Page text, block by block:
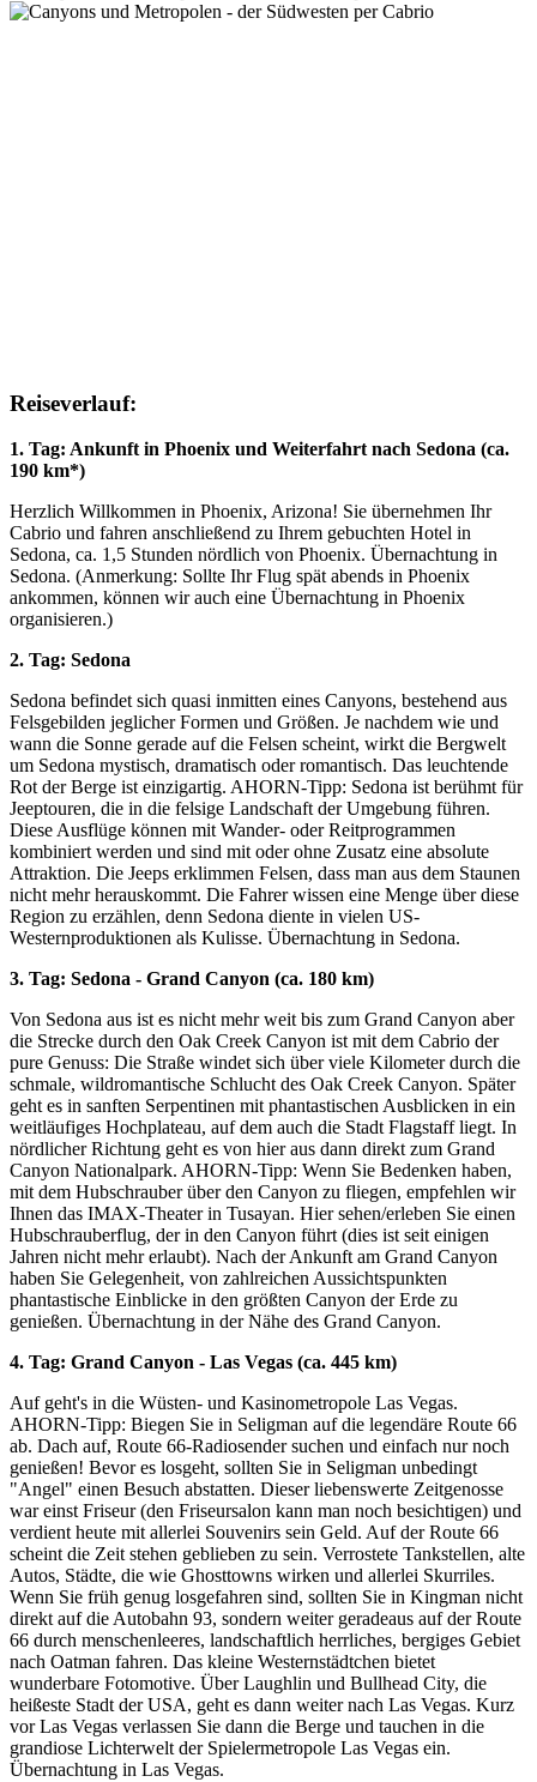
Reiseverlauf:
1. Tag: Ankunft in Phoenix und Weiterfahrt nach Sedona (ca.
190 km*)
Herzlich Willkommen in Phoenix, Arizona! Sie übernehmen Ihr
Cabrio und fahren anschließend zu Ihrem gebuchten Hotel in
Sedona, ca. 1,5 Stunden nördlich von Phoenix. Übernachtung in
Sedona. (Anmerkung: Sollte Ihr Flug spät abends in Phoenix
ankommen, können wir auch eine Übernachtung in Phoenix
organisieren.)
2. Tag: Sedona
Sedona befindet sich quasi inmitten eines Canyons, bestehend aus
Felsgebilden jeglicher Formen und Größen. Je nachdem wie und
wann die Sonne gerade auf die Felsen scheint, wirkt die Bergwelt
um Sedona mystisch, dramatisch oder romantisch. Das leuchtende
Rot der Berge ist einzigartig. AHORN-Tipp: Sedona ist berühmt für
Jeeptouren, die in die felsige Landschaft der Umgebung führen.
Diese Ausflüge können mit Wander- oder Reitprogrammen
kombiniert werden und sind mit oder ohne Zusatz eine absolute
Attraktion. Die Jeeps erklimmen Felsen, dass man aus dem Staunen
nicht mehr herauskommt. Die Fahrer wissen eine Menge über diese
Region zu erzählen, denn Sedona diente in vielen US-
Westernproduktionen als Kulisse. Übernachtung in Sedona.
3. Tag: Sedona - Grand Canyon (ca. 180 km)
Von Sedona aus ist es nicht mehr weit bis zum Grand Canyon aber
die Strecke durch den Oak Creek Canyon ist mit dem Cabrio der
pure Genuss: Die Straße windet sich über viele Kilometer durch die
schmale, wildromantische Schlucht des Oak Creek Canyon. Später
geht es in sanften Serpentinen mit phantastischen Ausblicken in ein
weitläufiges Hochplateau, auf dem auch die Stadt Flagstaff liegt. In
nördlicher Richtung geht es von hier aus dann direkt zum Grand
Canyon Nationalpark. AHORN-Tipp: Wenn Sie Bedenken haben,
mit dem Hubschrauber über den Canyon zu fliegen, empfehlen wir
Ihnen das IMAX-Theater in Tusayan. Hier sehen/erleben Sie einen
Hubschrauberflug, der in den Canyon führt (dies ist seit einigen
Jahren nicht mehr erlaubt). Nach der Ankunft am Grand Canyon
haben Sie Gelegenheit, von zahlreichen Aussichtspunkten
phantastische Einblicke in den größten Canyon der Erde zu
genießen. Übernachtung in der Nähe des Grand Canyon.
4. Tag: Grand Canyon - Las Vegas (ca. 445 km)
Auf geht's in die Wüsten- und Kasinometropole Las Vegas.
AHORN-Tipp: Biegen Sie in Seligman auf die legendäre Route 66
ab. Dach auf, Route 66-Radiosender suchen und einfach nur noch
genießen! Bevor es losgeht, sollten Sie in Seligman unbedingt
"Angel" einen Besuch abstatten. Dieser liebenswerte Zeitgenosse
war einst Friseur (den Friseursalon kann man noch besichtigen) und
verdient heute mit allerlei Souvenirs sein Geld. Auf der Route 66
scheint die Zeit stehen geblieben zu sein. Verrostete Tankstellen, alte
Autos, Städte, die wie Ghosttowns wirken und allerlei Skurriles.
Wenn Sie früh genug losgefahren sind, sollten Sie in Kingman nicht
direkt auf die Autobahn 93, sondern weiter geradeaus auf der Route
66 durch menschenleeres, landschaftlich herrliches, bergiges Gebiet
nach Oatman fahren. Das kleine Westernstädtchen bietet
wunderbare Fotomotive. Über Laughlin und Bullhead City, die
heißeste Stadt der USA, geht es dann weiter nach Las Vegas. Kurz
vor Las Vegas verlassen Sie dann die Berge und tauchen in die
grandiose Lichterwelt der Spielermetropole Las Vegas ein.
Übernachtung in Las Vegas.